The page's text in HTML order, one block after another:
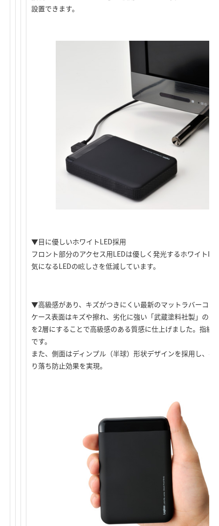
設置できます。
▼目に優しいホワイトLED採用
フロント部分のアクセス用LEDは優しく発光するホワイト
気になるLEDの眩しさを低減しています。
▼高級感があり、キズがつきにくい最新のマットラバーコー
ケース表面はキズや擦れ、劣化に強い「武蔵塗料社製」の
を2層にすることで高級感のある質感に仕上げました。指紋
です。
また、側面はディンプル（半球）形状デザインを採用し、
り落ち防止効果を実現。